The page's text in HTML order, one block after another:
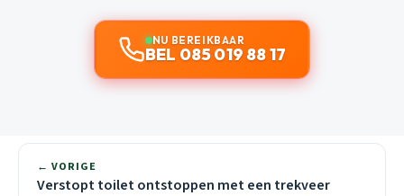
NU BEREIKBAAR
BEL 085 019 88 17
← VORIGE
Verstopt toilet ontstoppen met een trekveer